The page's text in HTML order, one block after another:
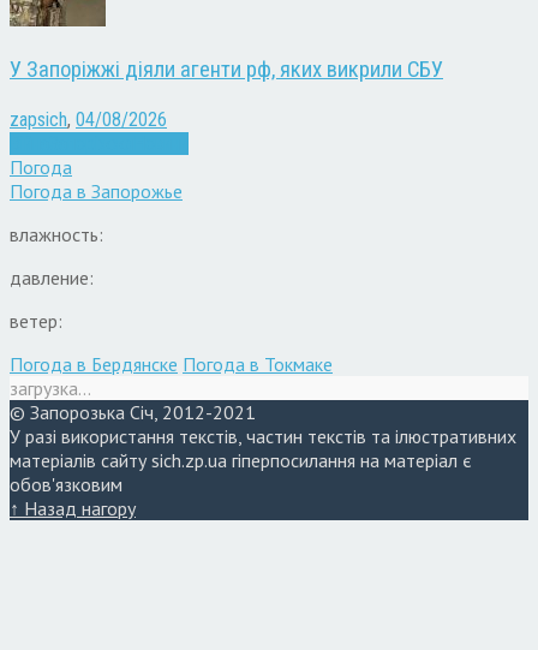
У Запоріжжі діяли агенти рф, яких викрили СБУ
zapsich, 04/08/2026
Погода
Погода в Запорожье
влажность:
давление:
ветер:
Погода в Бердянске Погода в Токмаке
загрузка...
© Запорозька Січ, 2012-2021
У разі використання текстів, частин текстів та ілюстративних
матеріалів сайту sich.zp.ua гіперпосилання на матеріал є
обов'язковим
↑ Назад нагору